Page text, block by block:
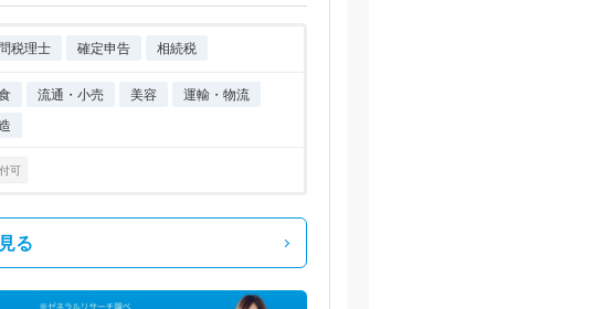
税理士 確定申告 相続税
流通・小売 美容
運輸・物流
可
る